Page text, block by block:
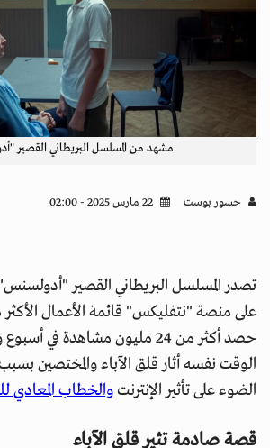
مشهد من المسلسل البريطاني القصير
جسور بوست
على منصة "نتفليكس" قائمة الأعمال
حصد أكثر من 24 مليون مشاهدة
الوقت نفسه أثار قلق الآباء والمختصين
الضوء على تأثير الإنترنتوالخطاب المعادي
قصة صادمة تثير قلق الآباء